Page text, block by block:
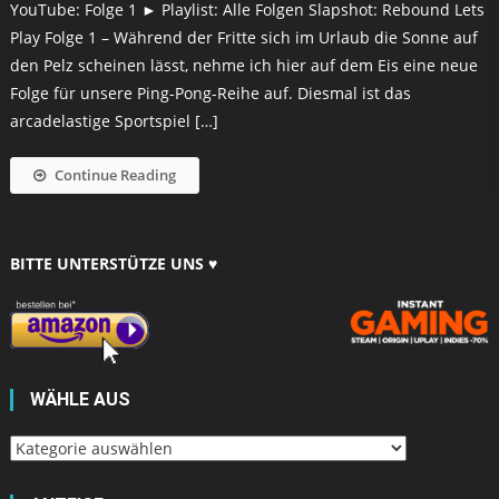
YouTube: Folge 1 ► Playlist: Alle Folgen Slapshot: Rebound Lets
Play Folge 1 – Während der Fritte sich im Urlaub die Sonne auf
den Pelz scheinen lässt, nehme ich hier auf dem Eis eine neue
Folge für unsere Ping-Pong-Reihe auf. Diesmal ist das
arcadelastige Sportspiel […]
Continue Reading
BITTE UNTERSTÜTZE UNS ♥
WÄHLE AUS
Wähle